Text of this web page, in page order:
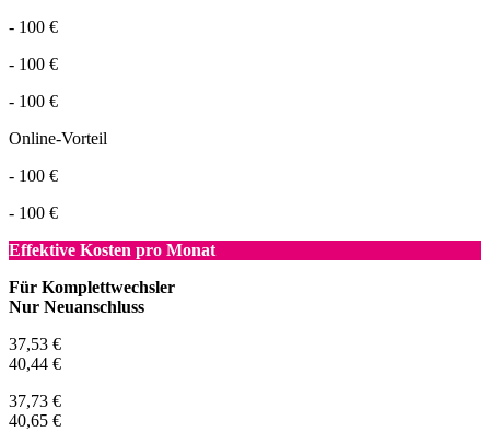
- 100 €
- 100 €
- 100 €
Online-Vorteil
- 100 €
- 100 €
Effektive Kosten pro Monat
Für Komplettwechsler
Nur Neuanschluss
37,53 €
40,44 €
37,73 €
40,65 €